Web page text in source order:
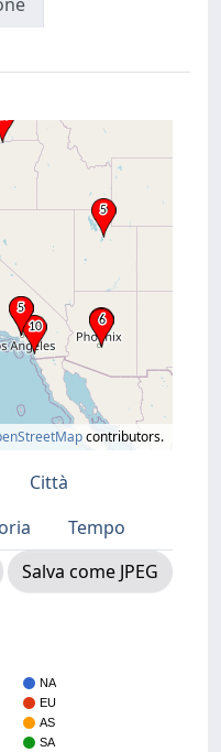
contributors.
Città
Tempo
Salva come JPEG
NA
EU
AS
SA